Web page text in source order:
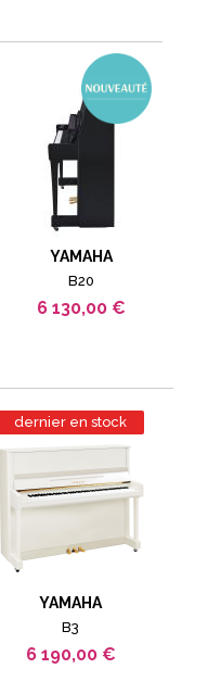
YAMAHA
B20
6 130,00 €
dernier en stock
YAMAHA
B3
6 190,00 €